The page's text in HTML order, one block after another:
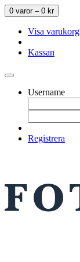
0 varor – 0 kr
Visa varukorg
Kassan
Username
Registrera